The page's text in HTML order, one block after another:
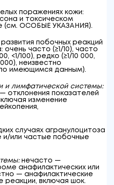
поражениях кожи:
и токсическом
(см. ОСОБЫЕ УКАЗАНИЯ).
побочных реакций
часто (≥1/10), часто
<1/100), редко (≥1/10 000,
000), неизвестно
имеющимся данным).
и лимфатической системы:
отклонения показателей
изменение
случаях агранулоцитоза
или частые побочные
нечасто —
анафилактических или
— анафилактические
реакции, включая шок.